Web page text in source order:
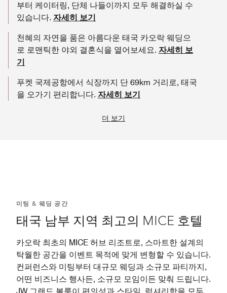
부터 케이터링, 단체 나들이까지 모두 해결하실 수
있습니다. 자세히 보기
천혜의 자연을 품은 아름다운 태국 카오락 웨딩으
로 로맨틱한 야외 결혼식을 열어보세요. 자세히 보
기
푸켓 국제공항에서 식장까지 단 69km 거리로, 태국
을 오가기 편리합니다. 자세히 보기
더 보기
미팅 & 웨딩 공간
태국 남부 지역 최고의 MICE 호텔
카오락 최초의 MICE 허브 리조트로, 스마트한 설계의
탁월한 공간을 이벤트 목적에 맞게 변형할 수 있습니다.
컨퍼런스와 미팅부터 대규모 웨딩과 소규모 파티까지,
어떤 비즈니스 행사든, 소규모 모임이든 맞춰 드립니다.